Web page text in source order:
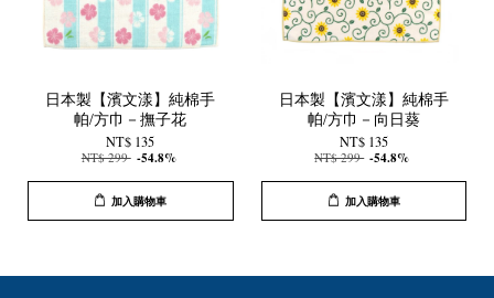
日本製【濱文漾】純棉手
帕/方巾－撫子花
NT$ 135
NT$ 299 -54.8%
加入購物車
日本製【濱文漾】純棉手
帕/方巾－向日葵
NT$ 135
NT$ 299 -54.8%
加入購物車